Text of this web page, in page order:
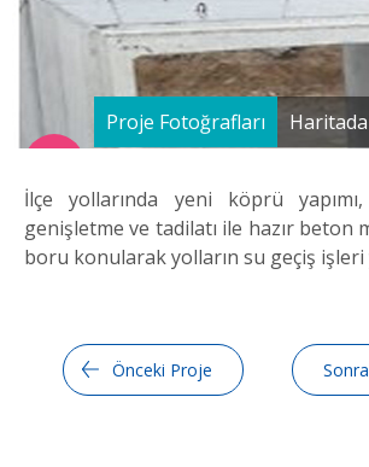
Proje Fotoğrafları
İlçe yollarında yeni köprü
genişletme ve tadilatı ile hazır beton
boru konularak yolların su geçiş işleri
Önceki Proje